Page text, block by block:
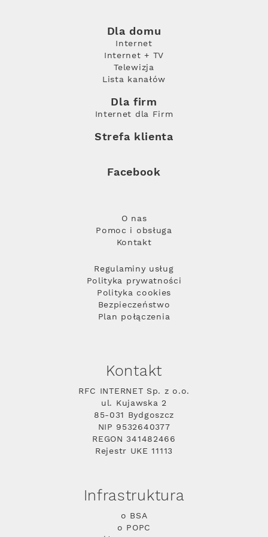
Dla domu
Internet
Internet + TV
Telewizja
Lista kanałów
Dla firm
Internet dla Firm
Strefa klienta
Facebook
O nas
Pomoc i obsługa
Kontakt
Regulaminy usług
Polityka prywatności
Polityka cookies
Bezpieczeństwo
Plan połączenia
Kontakt
RFC INTERNET Sp. z o.o.
ul. Kujawska 2
85-031 Bydgoszcz
NIP 9532640377
REGON 341482466
Rejestr UKE 11113
Infrastruktura
o BSA
o POPC